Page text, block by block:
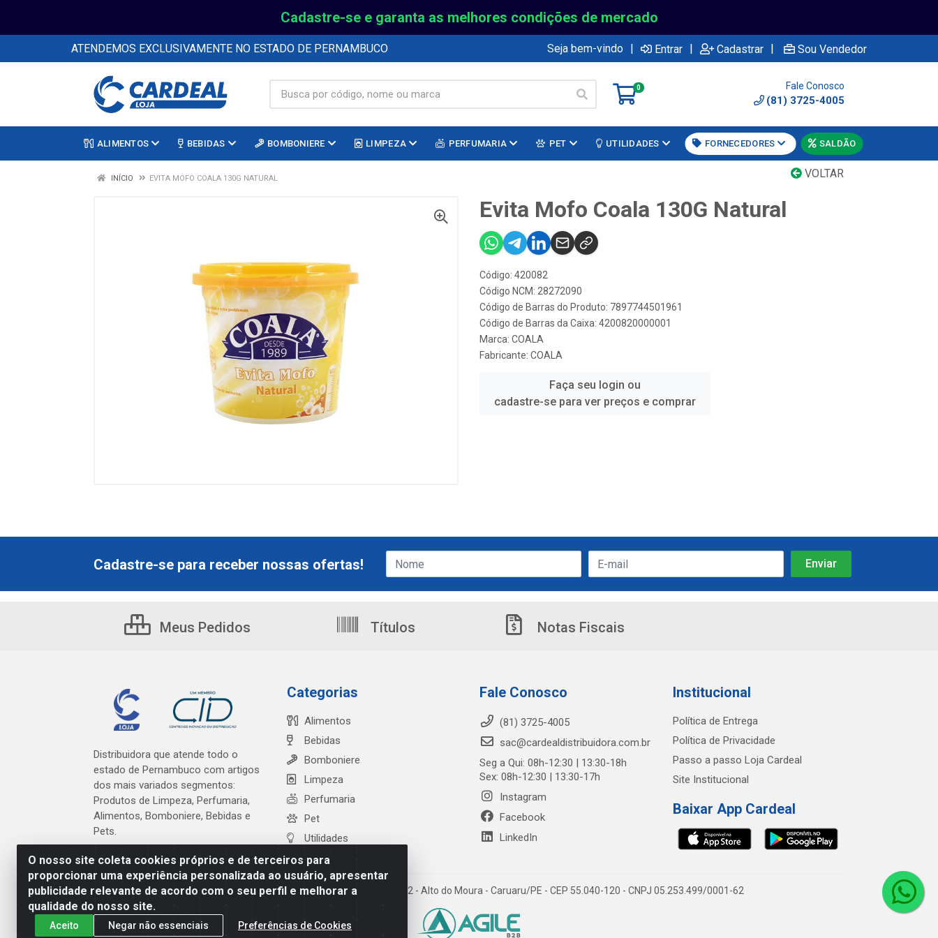
Cadastre-se e garanta as melhores condições de mercado
ATENDEMOS EXCLUSIVAMENTE NO ESTADO DE PERNAMBUCO Seja bem-vindo | Entrar | Cadastrar | Sou Vendedor
0 Fale Conosco
(81) 3725-4005
ALIMENTOS BEBIDAS BOMBONIERE LIMPEZA PERFUMARIA PET UTILIDADES FORNECEDORES SALDÃO
VOLTAR
INÍCIO EVITA MOFO COALA 130G NATURAL
Evita Mofo Coala 130G Natural
Código: 420082
Código NCM: 28272090
Código de Barras do Produto: 7897744501961
Código de Barras da Caixa: 4200820000001
Marca: COALA
Fabricante: COALA
Faça seu login ou
cadastre-se para ver preços e comprar
O nosso site coleta cookies próprios e de terceiros para
proporcionar uma experiência personalizada ao usuário, apresentar
publicidade relevante de acordo com o seu perfil e melhorar a
qualidade do nosso site.
Aceito Negar não essenciais Preferências de Cookies
Cadastre-se para receber nossas ofertas!
Meus Pedidos Títulos Notas Fiscais
Distribuidora que atende todo o
estado de Pernambuco com artigos
dos mais variados segmentos:
Produtos de Limpeza, Perfumaria,
Alimentos, Bomboniere, Bebidas e
Pets.
Categorias
Alimentos
Bebidas
Bomboniere
Limpeza
Perfumaria
Pet
Utilidades
Fale Conosco
(81) 3725-4005
sac@cardealdistribuidora.com.br
Seg a Qui: 08h-12:30 | 13:30-18h
Sex: 08h-12:30 | 13:30-17h
Instagram
Facebook
LinkedIn
Institucional
Política de Entrega
Política de Privacidade
Passo a passo Loja Cardeal
Site Institucional
Baixar App Cardeal
Cardeal Distribuidora - Estrada Alto do Moura, 582 - Alto do Moura - Caruaru/PE - CEP 55.040-120 - CNPJ 05.253.499/0001-62